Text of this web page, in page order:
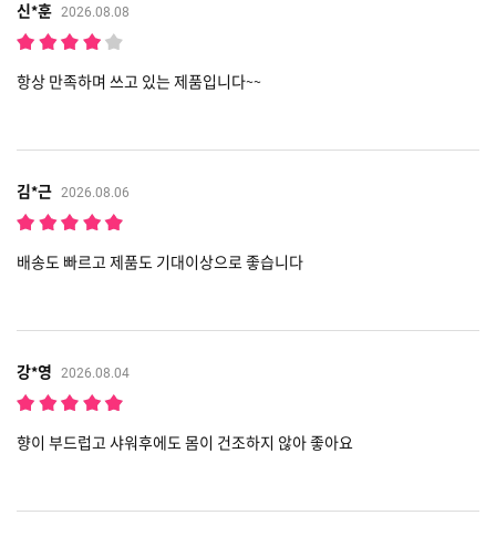
신*훈 2026.08.08
항상 만족하며 쓰고 있는 제품입니다~~
김*근 2026.08.06
배송도 빠르고 제품도 기대이상으로 좋습니다
강*영 2026.08.04
향이 부드럽고 샤워후에도 몸이 건조하지 않아 좋아요